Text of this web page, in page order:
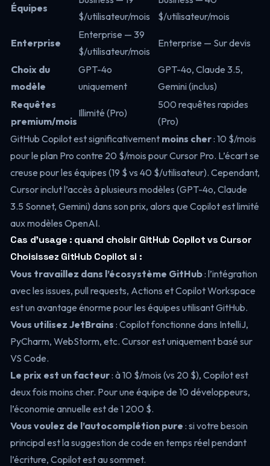
Équipes
$/utilisateur/mois
$/utilisateur/mois
Enterprise
Enterprise — 39
$/utilisateur/mois
Enterprise — Sur devis
Choix du
modèle
GPT-4o
uniquement
GPT-4o, Claude 3.5,
Gemini (inclus)
Requêtes
premium/mois
Illimité (Pro)
500 requêtes rapides
(Pro)
GitHub Copilot est significativement moins cher: 10 $/mois
pour le plan Pro contre 20 $/mois pour Cursor Pro. L’écart se
creuse pour les équipes (19 $ vs 40 $/utilisateur). Cependant,
Cursor inclut l’accès à plusieurs modèles (GPT-4o, Claude
3.5 Sonnet, Gemini) dans son prix, alors que Copilot est limité
aux modèles OpenAI.
Cas d’usage : quand choisir GitHub Copilot vs Cursor
Choisissez GitHub Copilot si :
Vous travaillez dans l’écosystème GitHub: l’intégration
avec les issues, pull requests, Actions et Copilot Workspace
est un avantage énorme pour les équipes utilisant GitHub.
Vous utilisez JetBrains : Copilot fonctionne dans IntelliJ,
PyCharm, WebStorm, etc. Cursor est uniquement basé sur
VS Code.
Le prix est un facteur: à 10 $/mois (vs 20 $), Copilot est
deux fois moins cher. Pour une équipe de 10 développeurs,
l’économie annuelle est de 1 200 $.
Vous voulez de l’autocomplétion pure : si votre besoin
principal est la suggestion de code en temps réel pendant
l’écriture, Copilot est au sommet.